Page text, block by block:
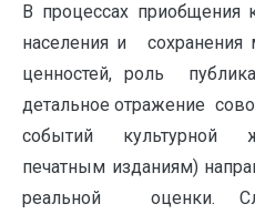
В процессах
населения и сохранения
ценностей, роль
детальное отражение
событий культурной
печатным изданиям)
реальной оценки.